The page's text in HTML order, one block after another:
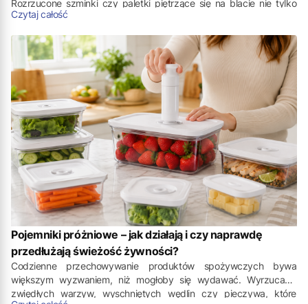
Rozrzucone szminki czy paletki piętrzące się na blacie nie tylko
utrudniają poranną rutynę, ale mogą też wpływać na trwałość i
szybkiego odnalezienia ulubionych produktów, a przy okazji nadaje
toaletce uporządkowanego wyglądu.
Czytaj całość
Pojemniki próżniowe – jak działają i czy naprawdę
przedłużają świeżość żywności?
Codzienne przechowywanie produktów spożywczych bywa
większym wyzwaniem, niż mogłoby się wydawać. Wyrzucanie
zwiędłych warzyw, wyschniętych wędlin czy pieczywa, które